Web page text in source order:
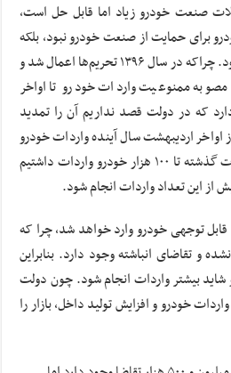
صنعت خودرو زیاد اما قابل حل است،
برای حمایت از صنعت خودرو نبود، بلکه
برای مدیریت تراز ارزی کشور بود. چراکه در سال ۱۳۹۶ تحریم‌ها اعمال شد و
ممنوعیت واردات خودرو تا اواخر
که در دولت قصد نداریم آن را تمدید
اواخر اردیبهشت سال آینده واردات خودرو
آزاد خواهد شد. البته در سنوات گذشته تا ۱۰۰ هزار خودرو واردات داشتیم
از این تعداد واردات انجام شود.
توجهی خودرو وارد خواهد شد، چرا که
و تقاضای انباشته وجود دارد. بنابراین
خودرو و شاید بیشتر واردات انجام شود. چون دولت
خودرو و افزایش تولید داخل، بازار را